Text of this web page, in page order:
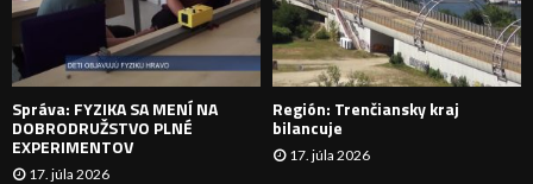
I
E
Správa: FYZIKA SA MENÍ NA
DOBRODRUŽSTVO PLNÉ
EXPERIMENTOV
17. júla 2026
Región: Trenčiansky kraj
bilancuje
17. júla 2026